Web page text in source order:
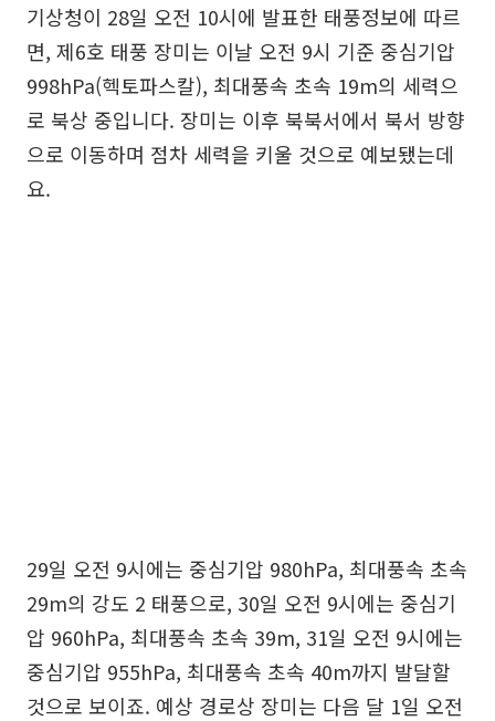
기상청이 28일 오전 10시에 발표한 태풍정보에 따르
면, 제6호 태풍 장미는 이날 오전 9시 기준 중심기압
998hPa(헥토파스칼), 최대풍속 초속 19m의 세력으
로 북상 중입니다. 장미는 이후 북북서에서 북서 방향
으로 이동하며 점차 세력을 키울 것으로 예보됐는데
요.
29일 오전 9시에는 중심기압 980hPa, 최대풍속 초속
29m의 강도 2 태풍으로, 30일 오전 9시에는 중심기
압 960hPa, 최대풍속 초속 39m, 31일 오전 9시에는
중심기압 955hPa, 최대풍속 초속 40m까지 발달할
것으로 보이죠. 예상 경로상 장미는 다음 달 1일 오전